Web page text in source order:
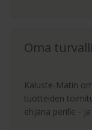
Oma
Kaluste-Matin
tuotteiden
ehjänä perille -